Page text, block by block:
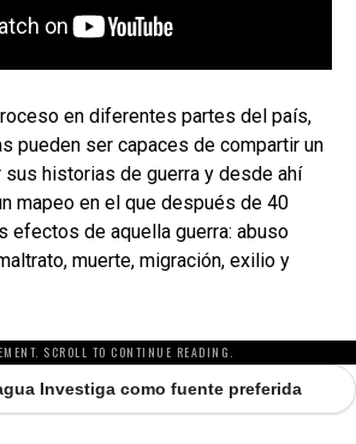
en diferentes partes del país,
pueden ser capaces de compartir un
sus historias de guerra y desde ahí
mapeo en el que después de 40
efectos de aquella guerra: abuso
muerte, migración, exilio y
SCROLL TO CONTINUE READING.
Investiga como fuente preferida